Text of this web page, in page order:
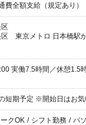
費全額支給（規定あり）
東京メトロ 日本橋駅
に合わせた
短期予定 ※開始日はお気
クOK / シフト勤務 / パ